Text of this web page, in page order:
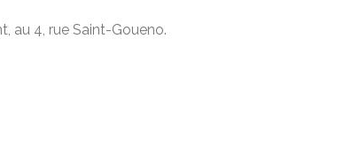
au 4, rue Saint-Goueno.